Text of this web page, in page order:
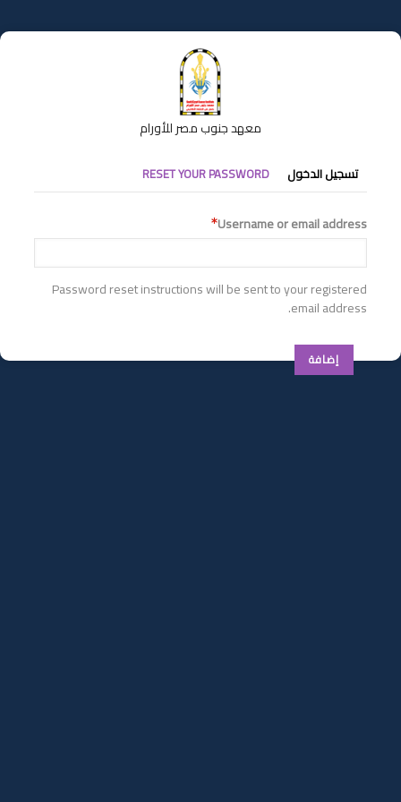
إلى
المحتوى
معهد جنوب مصر للأورام
التبويبات
الأساسية
تسجيل الدخول RESET YOUR PASSWORD
Username or email address
Password reset instructions will be sent to your registered
email address.